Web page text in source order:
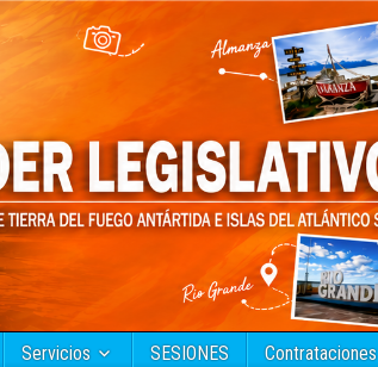
Servicios SESIONES Contrataciones